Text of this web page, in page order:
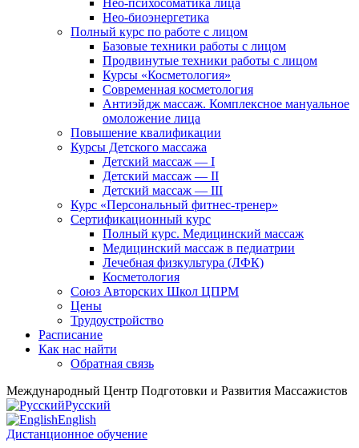
Нео-психосоматика лица
Нео-биоэнергетика
Полный курс по работе с лицом
Базовые техники работы с лицом
Продвинутые техники работы с лицом
Курсы «Косметология»
Современная косметология
Антиэйдж массаж. Комплексное мануальное
омоложение лица
Повышение квалификации
Курсы Детского массажа
Детский массаж — I
Детский массаж — II
Детский массаж — III
Курс «Персональный фитнес-тренер»
Сертификационный курс
Полный курс. Медицинский массаж
Медицинский массаж в педиатрии
Лечебная физкультура (ЛФК)
Косметология
Союз Авторских Школ ЦПРМ
Цены
Трудоустройство
Расписание
Как нас найти
Обратная связь
Международный Центр Подготовки и Развития Массажистов
Русский
English
Дистанционное обучение